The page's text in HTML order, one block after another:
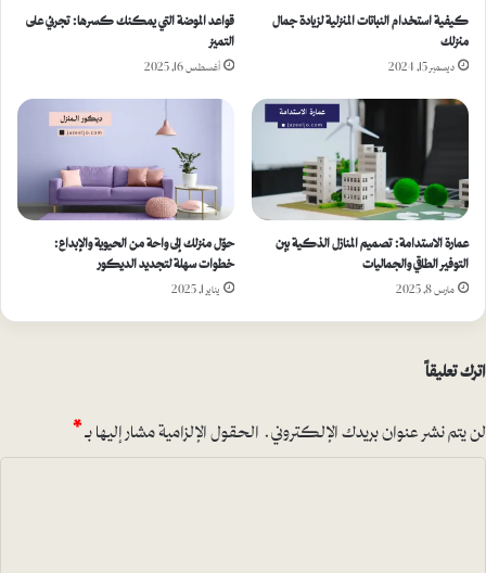
كيفية استخدام النباتات المنزلية لزيادة جمال
منزلك
ديسمبر 15, 2024
قواعد الموضة التي يمكنك كسرها: تجرئي على
التميز
أغسطس 16, 2025
عمارة الاستدامة: تصميم المنازل الذكية بين
التوفير الطاقي والجماليات
مارس 8, 2025
حوّل منزلك إلى واحة من الحيوية والإبداع:
خطوات سهلة لتجديد الديكور
يناير 1, 2025
اترك تعليقاً
لن يتم نشر عنوان بريدك الإلكتروني.الحقول الإلزامية مشار إليها بـ*
ا